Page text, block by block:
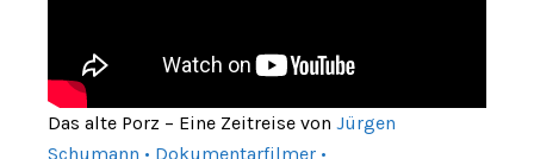
Das alte Porz – Eine Zeitreise von Jürgen
Schumann • Dokumentarfilmer •